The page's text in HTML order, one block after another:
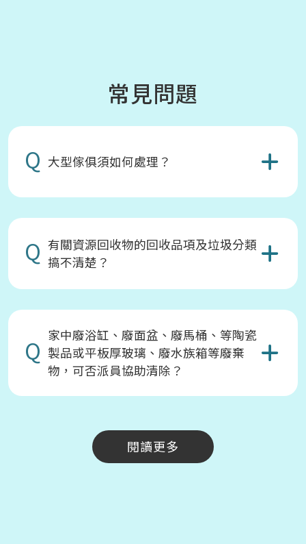
常見問題
Q 大型傢俱須如何處理？
Q 有關資源回收物的回收品項及垃圾分類
搞不清楚？
Q 家中廢浴缸、廢面盆、廢馬桶、等陶瓷
製品或平板厚玻璃、廢水族箱等廢棄
物，可否派員協助清除？
閱讀更多